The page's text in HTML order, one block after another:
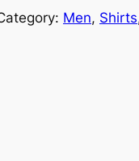
Men, Shirts